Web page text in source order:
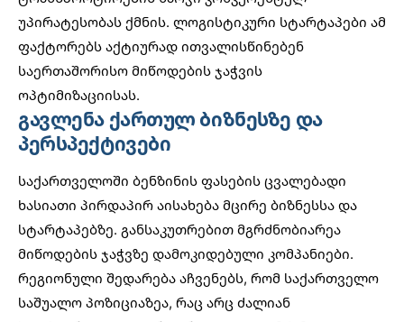
უპირატესობას ქმნის. ლოგისტიკური სტარტაპები ამ
ფაქტორებს აქტიურად ითვალისწინებენ
საერთაშორისო მიწოდების ჯაჭვის
ოპტიმიზაციისას.
გავლენა ქართულ ბიზნესზე და
პერსპექტივები
საქართველოში ბენზინის ფასების ცვალებადი
ხასიათი პირდაპირ აისახება მცირე ბიზნესსა და
სტარტაპებზე. განსაკუთრებით მგრძნობიარეა
მიწოდების ჯაჭვზე დამოკიდებული კომპანიები.
რეგიონული შედარება აჩვენებს, რომ საქართველო
საშუალო პოზიციაზეა, რაც არც ძალიან